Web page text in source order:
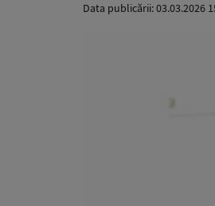
Data publicării:03.03.2026